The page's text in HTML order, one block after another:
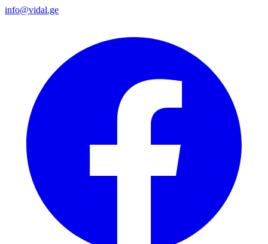
info@vidal.ge